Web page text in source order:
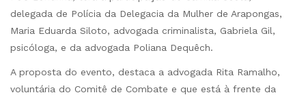
delegada de Polícia da Delegacia da Mulher de Arapongas,
Maria Eduarda Siloto, advogada criminalista, Gabriela Gil,
psicóloga, e da advogada Poliana Dequêch.
A proposta do evento, destaca a advogada Rita Ramalho,
voluntária do Comitê de Combate e que está à frente da